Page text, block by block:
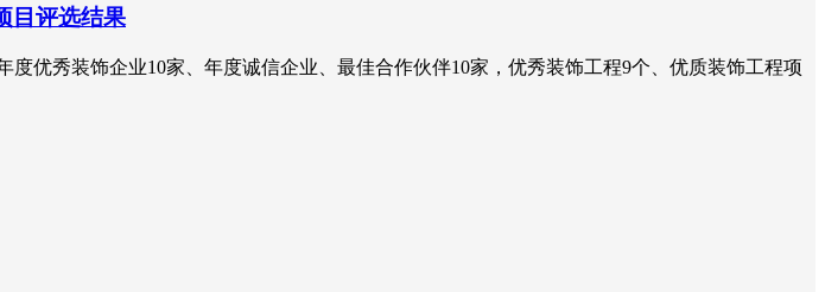
目评选结果
优秀装饰企业10家、年度诚信企业、最佳合作伙伴10家，优秀装饰工程9个、优质装饰工程项